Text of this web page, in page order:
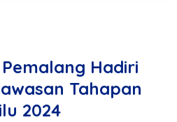
Hadiri
Tahapan
2024